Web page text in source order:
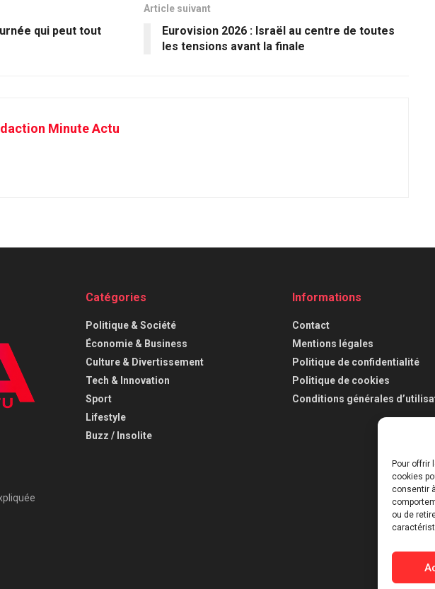
Pour offrir
cookies
consentir
ou de
qui peut tout
Article suivant
Eurovision 2026 : Israël au centre de toutes
les tensions avant la finale
Minute Actu
Catégories
⁠Politique & Société
Économie & Business
⁠Culture & Divertissement
⁠Tech & Innovation
Sport
Lifestyle
Buzz / Insolite
Informations
Contact
Mentions légales
Politique de confidentialité
Politique de cookies
Conditions générales